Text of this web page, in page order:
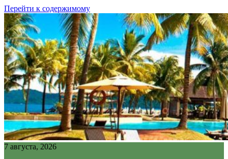
Перейти к содержимому
7 августа, 2026